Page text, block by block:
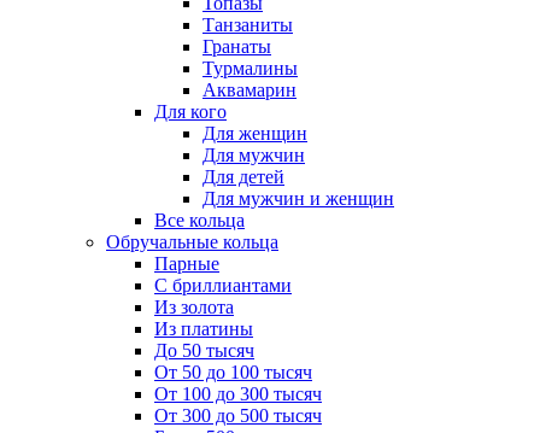
Танзаниты
Гранаты
Турмалины
Аквамарин
Для кого
Для женщин
Для мужчин
Для детей
Для мужчин и женщин
Все кольца
Обручальные кольца
Парные
С бриллиантами
Из золота
Из платины
До 50 тысяч
От 50 до 100 тысяч
От 100 до 300 тысяч
От 300 до 500 тысяч